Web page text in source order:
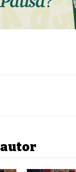
autor